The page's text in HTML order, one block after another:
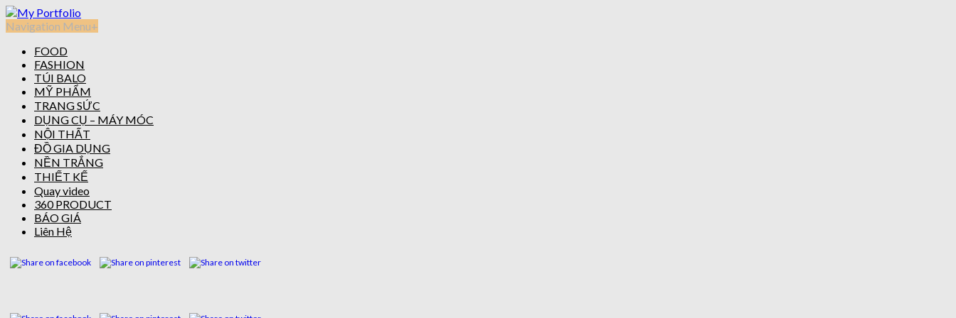
Navigation Menu+
FOOD
FASHION
TÚI BALO
MỸ PHẨM
TRANG SỨC
DỤNG CỤ – MÁY MÓC
NỘI THẤT
ĐỒ GIA DỤNG
NỀN TRẮNG
THIẾT KẾ
Quay video
360 PRODUCT
BÁO GIÁ
Liên Hệ